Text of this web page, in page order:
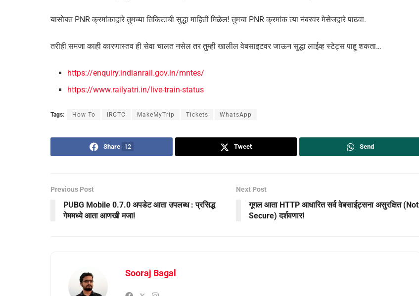
यासोबत PNR क्रमांकाद्वारे तुमच्या तिकिटाची सुद्धा माहिती मिळेल! तुमचा PNR क्रमांक त्या नंबरवर मेसेजद्वारे पाठवा.
तरीही समजा काही कारणास्तव ही सेवा चालत नसेल तर तुम्ही खालील वेबसाइटवर जाऊन सुद्धा लाईव्ह स्टेट्स पाहू शकता…
https://enquiry.indianrail.gov.in/mntes/
https://www.railyatri.in/live-train-status
Tags: How To IRCTC MakeMyTrip Tickets WhatsApp
Share 12 Tweet Send
Previous Post
PUBG Mobile 0.7.0 अपडेट आता उपलब्ध : प्रसिद्ध
गेममध्ये आता आणखी मजा!
Next Post
गूगल आता HTTP आधारित सर्व वेबसाईट्सना असुरक्षित (Not
Secure) दर्शवणार!
Sooraj Bagal